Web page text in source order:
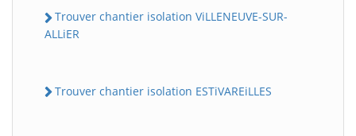
Trouver chantier isolation ViLLENEUVE-SUR-
ALLiER
Trouver chantier isolation ESTiVAREiLLES